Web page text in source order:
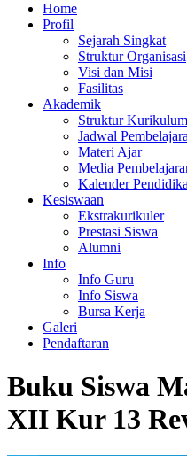
Home
Profil
Sejarah Singkat
Struktur Organisasi
Visi dan Misi
Fasilitas
Akademik
Struktur Kurikulum
Jadwal
Materi Ajar
Media
Kalender
Kesiswaan
Ekstrakurikuler
Prestasi Siswa
Alumni
Info
Info Guru
Info Siswa
Bursa Kerja
Galeri
Pendaftaran
Buku Siswa
XII Kur 13